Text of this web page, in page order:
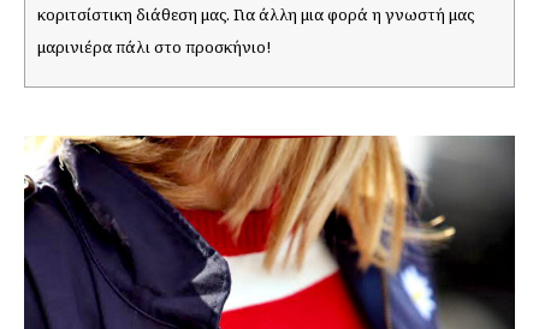
κοριτσίστικη διάθεση μας. Για άλλη μια φορά η γνωστή μας
μαρινιέρα πάλι στο προσκήνιο!